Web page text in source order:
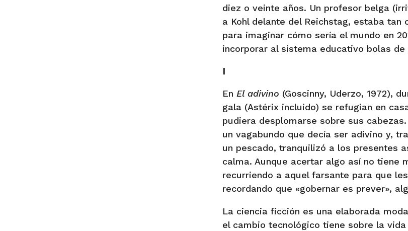
diez o veinte años. Un profesor belga
a Kohl delante del Reichstag, estaba
para imaginar cómo sería el mundo en
incorporar al sistema educativo bolas
I
En El adivino (Goscinny, Uderzo, 1972),
gala (Astérix incluido) se refugian en
pudiera desplomarse sobre sus
un vagabundo que decía ser adivino y,
un pescado, tranquilizó a los presentes
calma. Aunque acertar algo así no tiene
recurriendo a aquel farsante para que
recordando que «gobernar es prever»,
La ciencia ficción es una elaborada
el cambio tecnológico tiene sobre la